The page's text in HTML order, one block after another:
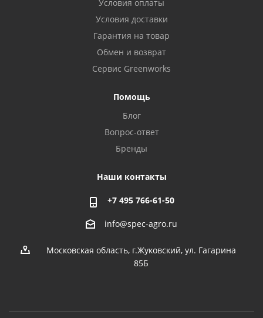
Условия оплаты
Условия доставки
Гарантия на товар
Обмен и возврат
Сервис Greenworks
Помощь
Блог
Вопрос-ответ
Бренды
Наши контакты
+7 495 766-61-50
info@spec-agro.ru
Московская область, г.Жуковский, ул. Гагарина
85Б